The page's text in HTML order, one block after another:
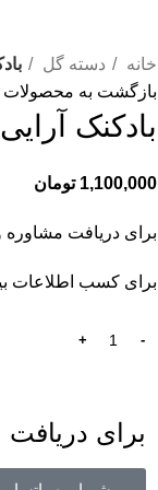
خانه دسته گل
بازگشت به محصولات
بادکنک آرایی
1,100,000 تومان
برای دریافت مشاوره
برای کسب اطلاعات
برای دریافت